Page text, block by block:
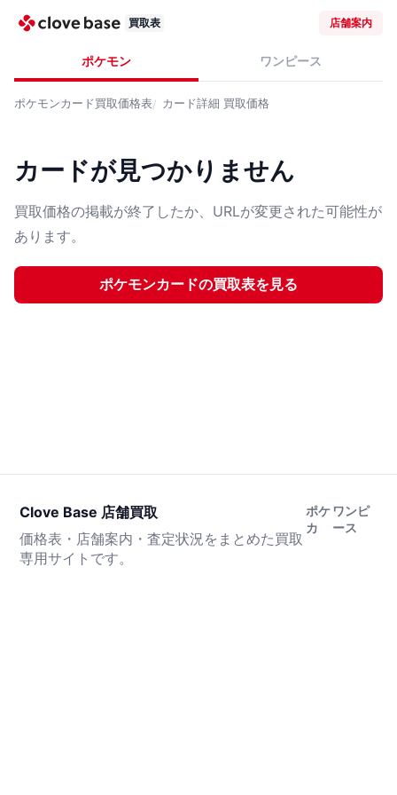
買取表 店舗案内
ポケモン ワンピース
ポケモンカード買取価格表 カード詳細 買取価格
カードが見つかりません
買取価格の掲載が終了したか、URLが変更された可能性が
あります。
ポケモンカードの買取表を見る
Clove Base 店舗買取
価格表・店舗案内・査定状況をまとめた買取
専用サイトです。
ポケ
カ
ワンピ
ース